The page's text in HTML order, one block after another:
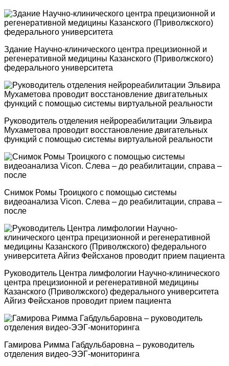
Здание Научно-клинического центра прецизионной и
регенеративной медицины Казанского (Приволжского)
федерального университета
Руководитель отделения нейрореабилитации Эльвира
Мухаметова проводит восстановление двигательных
функций с помощью системы виртуальной реальности
Снимок Ромы Троицкого с помощью системы
видеоанализа Vicon. Слева – до реабилитации, справа –
после
Руководитель Центра лимфологии Научно-клинического
центра прецизионной и регенеративной медицины
Казанского (Приволжского) федерального университета
Айгиз Фейсханов проводит прием пациента
Гамирова Римма Габдульбаровна – руководитель
отделения видео-ЭЭГ-мониторинга